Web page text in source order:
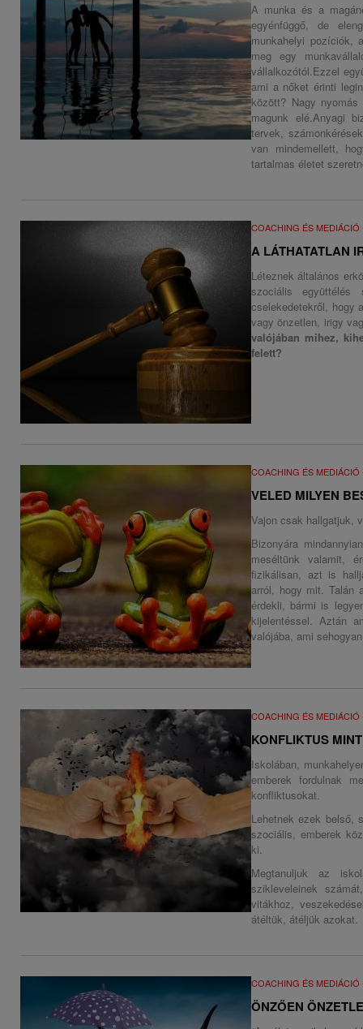
A munka és a
egyénfüggő, de
munkahelyi pozíciók,
meg egy
vállalkozótól.Ezzel
ami a nőket érinti
között? Nagy
magunk elé.Anyagi
tervek,
van mindemellett,
tartalmas életet
COACHING ÉS
A LÁTHATATLAN
Léteznek általános
szociális
cselekedetekről, hogy
vagy önzetlen, irigy
valójában mihez,
felett?
COACHING ÉS
VELED MILYEN
Vajon csak hallgatjuk,
Bizonyára
meséltünk valamit,
fizikálisan, azt is
arról, hogy mit. Talán
érdekli, bármi is
kijelentéssel. Aztán
valójába, ami
COACHING ÉS
KONFLIKTUS
Iskolában,
emberek fordulnak
konfliktusokat.
Lehetnek ezek belső,
szociális, emberek
ki.
Megtanuljuk az
szikleveleinek
vitákhoz,
átéltük, átéljük azokat.
COACHING ÉS
ÖNZŐEN